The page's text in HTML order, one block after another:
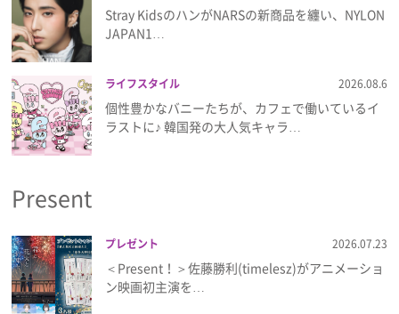
Stray KidsのハンがNARSの新商品を纏い、NYLON
JAPAN1…
ライフスタイル 2026.08.6
個性豊かなバニーたちが、カフェで働いているイ
ラストに♪ 韓国発の大人気キャラ…
Present
プレゼント 2026.07.23
＜Present！＞佐藤勝利(timelesz)がアニメーショ
ン映画初主演を…